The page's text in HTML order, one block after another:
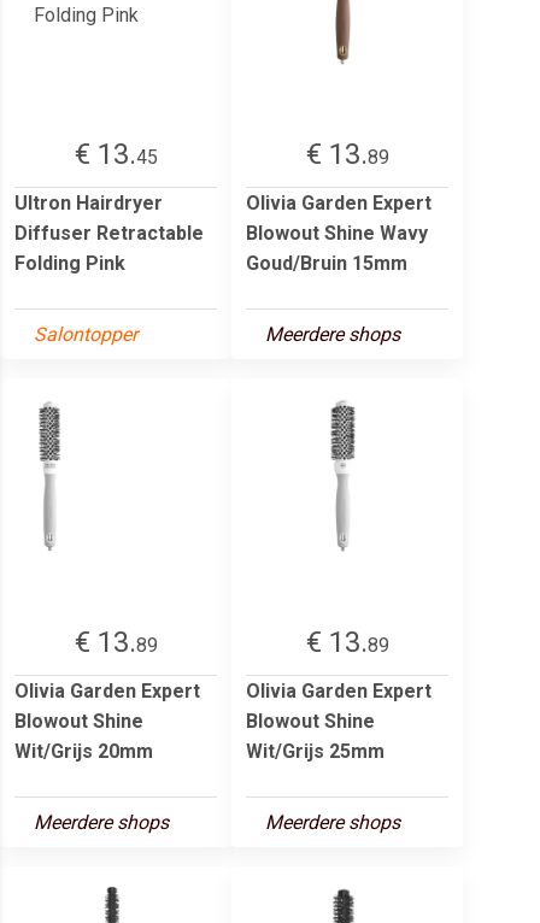
€ 13.45
Ultron Hairdryer
Diffuser Retractable
Folding Pink
Salontopper
€ 13.89
Olivia Garden Expert
Blowout Shine Wavy
Goud/Bruin 15mm
Meerdere shops
€ 13.89
Olivia Garden Expert
Blowout Shine
Wit/Grijs 20mm
Meerdere shops
€ 13.89
Olivia Garden Expert
Blowout Shine
Wit/Grijs 25mm
Meerdere shops